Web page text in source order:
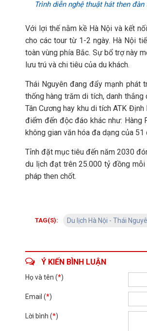
Trình diễn nghệ thuật hát then
Với lợi thế nằm kề Hà Nội và kết
cho các tour từ 1-2 ngày. Hà Nội
toàn vùng phía Bắc. Sự bổ trợ này
lưu trú và chi tiêu của du khách.
Thái Nguyên đang đẩy mạnh phát
thống hàng trăm di tích, danh
Tân Cương hay khu di tích ATK
điểm đến độc đáo khác như: Hàng
không gian văn hóa đa dạng của
Tỉnh đặt mục tiêu đến năm 2030
du lịch đạt trên 25.000 tỷ đồng
pháp then chốt.
TAG(S): Du lịch Hà Nội - Thái
Ý KIẾN BÌNH LUẬN
Họ và tên (*)
Email (*)
Lời bình (*)